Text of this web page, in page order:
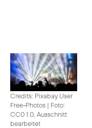
Credits: Pixabay User
Free-Photos | Foto:
CC0 1.0, Ausschnitt
bearbeitet